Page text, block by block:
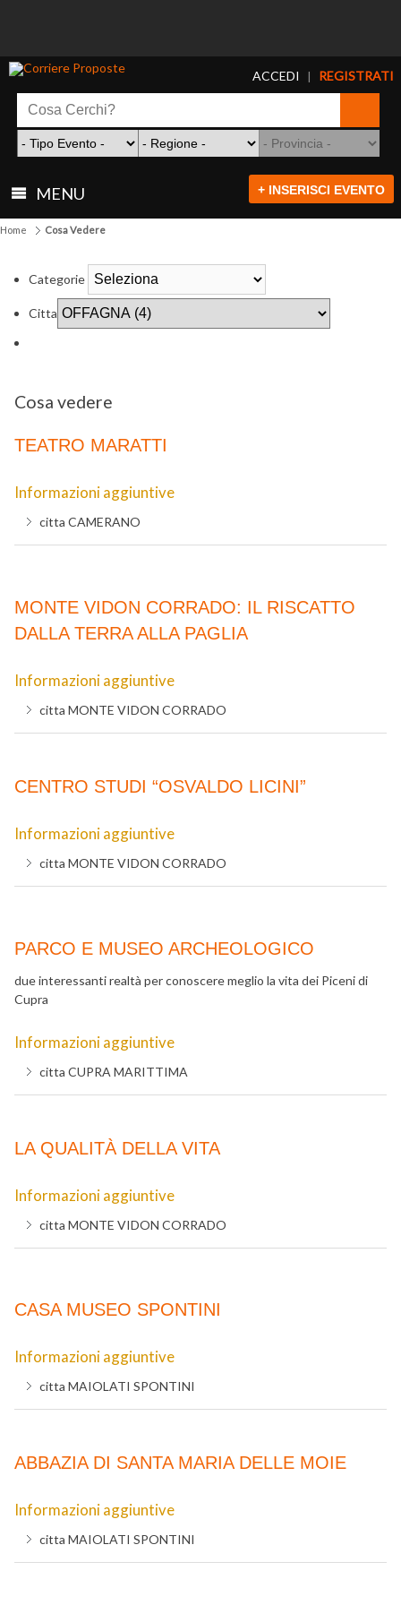
ACCEDI | REGISTRATI
MENU + INSERISCI EVENTO
Home Cosa Vedere
Categorie
Citta
Cosa vedere
TEATRO MARATTI
Informazioni aggiuntive
citta CAMERANO
MONTE VIDON CORRADO: IL RISCATTO
DALLA TERRA ALLA PAGLIA
Informazioni aggiuntive
citta MONTE VIDON CORRADO
CENTRO STUDI “OSVALDO LICINI”
Informazioni aggiuntive
citta MONTE VIDON CORRADO
PARCO E MUSEO ARCHEOLOGICO
due interessanti realtà per conoscere meglio la vita dei Piceni di
Cupra
Informazioni aggiuntive
citta CUPRA MARITTIMA
LA QUALITÀ DELLA VITA
Informazioni aggiuntive
citta MONTE VIDON CORRADO
CASA MUSEO SPONTINI
Informazioni aggiuntive
citta MAIOLATI SPONTINI
ABBAZIA DI SANTA MARIA DELLE MOIE
Informazioni aggiuntive
citta MAIOLATI SPONTINI